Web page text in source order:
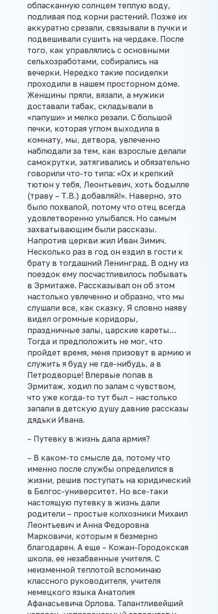
обласканную солнцем теплую воду,
подливая под корни растений. Позже их
аккуратно срезали, связывали в пучки и
подвешивали сушить на чердаке. После
того, как управлялись с основными
сельхозработами, собирались на
вечерки. Нередко такие посиделки
проходили в нашем просторном доме.
Женщины пряли, вязали, а мужики
доставали табак, складывали в
«папуши» и мелко резали. С большой
печки, которая углом выходила в
комнату, мы, детвора, увлеченно
наблюдали за тем, как взрослые делали
самокрутки, затягивались и обязательно
говорили что-то типа: «Ох и крепкий
тютюн у тебя, Леонтьевич, хоть бодылле
(траву – Т.В.) добавляй!». Наверно, это
было похвалой, потому что отец всегда
удовлетворенно улыбался. Но самым
захватывающим были рассказы.
Напротив церкви жил Иван Зимич.
Несколько раз в год он ездил в гости к
брату в тогдашний Ленинград. В одну из
поездок ему посчастливилось побывать
в Эрмитаже. Рассказывал он об этом
настолько увлеченно и образно, что мы
слушали все, как сказку. Я словно наяву
видел огромные коридоры,
праздничные залы, царские кареты…
Тогда и предположить не мог, что
пройдет время, меня призовут в армию и
служить я буду не где-нибудь, а в
Петродворце! Впервые попав в
Эрмитаж, ходил по залам с чувством,
что уже когда-то тут был – настолько
запали в детскую душу давние рассказы
дядьки Ивана.
– Путевку в жизнь дала армия?
– В каком-то смысле да, потому что
именно после службы определился в
жизни, решив поступать на юридический
в Белгос-университет. Но все-таки
настоящую путевку в жизнь дали
родители – простые колхозники Михаил
Леонтьевич и Анна Федоровна
Марковичи, которым я безмерно
благодарен. А еще – Кожан-Городокская
школа, ее незабвенные учителя. С
неизменной теплотой вспоминаю
классного руководителя, учителя
немецкого языка Анатолия
Афанасьевича Орлова. Талантливейший